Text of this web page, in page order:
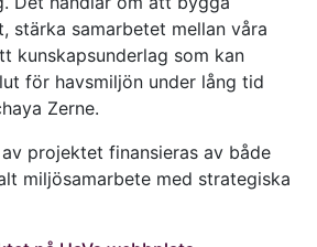
stärka samarbetet mellan våra
kunskapsunderlag som kan
för havsmiljön under lång tid
Zerne.
projektet finansieras av både
miljösamarbete med strategiska